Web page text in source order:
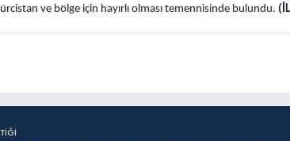
ve bölge için hayırlı olması temennisinde bulundu.